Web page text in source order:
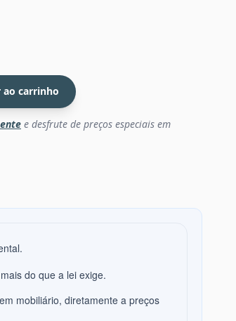
ao carrinho
e desfrute de preços especiais em
do que a lei exige.
em mobiliário, diretamente a preços